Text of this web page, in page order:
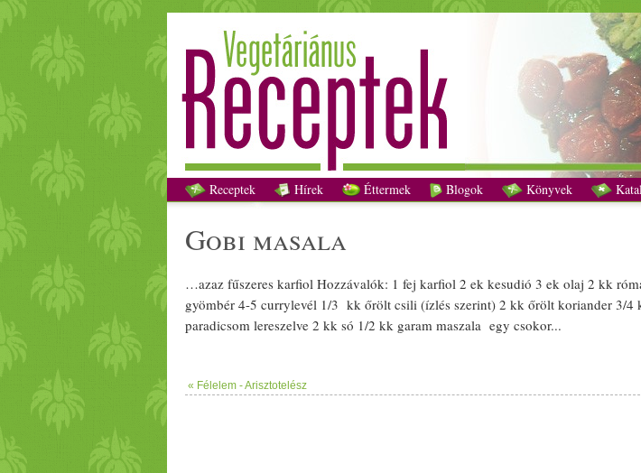
Gobi masala recept
Receptek Hírek Éttermek Blogok Könyvek
gobi masala
…azaz fűszeres karfiolHozzávalók: 1 fej karfiol2 ek kesudió 3 ek olaj 2 kk
gyömbér4-5 currylevél 1/­­3 kk őrölt csili (ízlés szerint) 2 kk őrölt koriander3/­­4
paradicsomlereszelve 2 kk só 1/­­2 kk garammaszala egy csokor...
« Félelem - Arisztotelész